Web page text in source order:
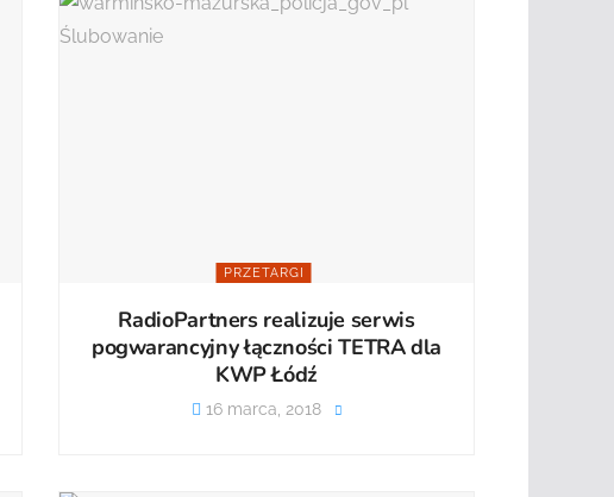
PRZETARGI
RadioPartners realizuje serwis
pogwarancyjny łączności TETRA dla
KWP Łódź
16 marca, 2018